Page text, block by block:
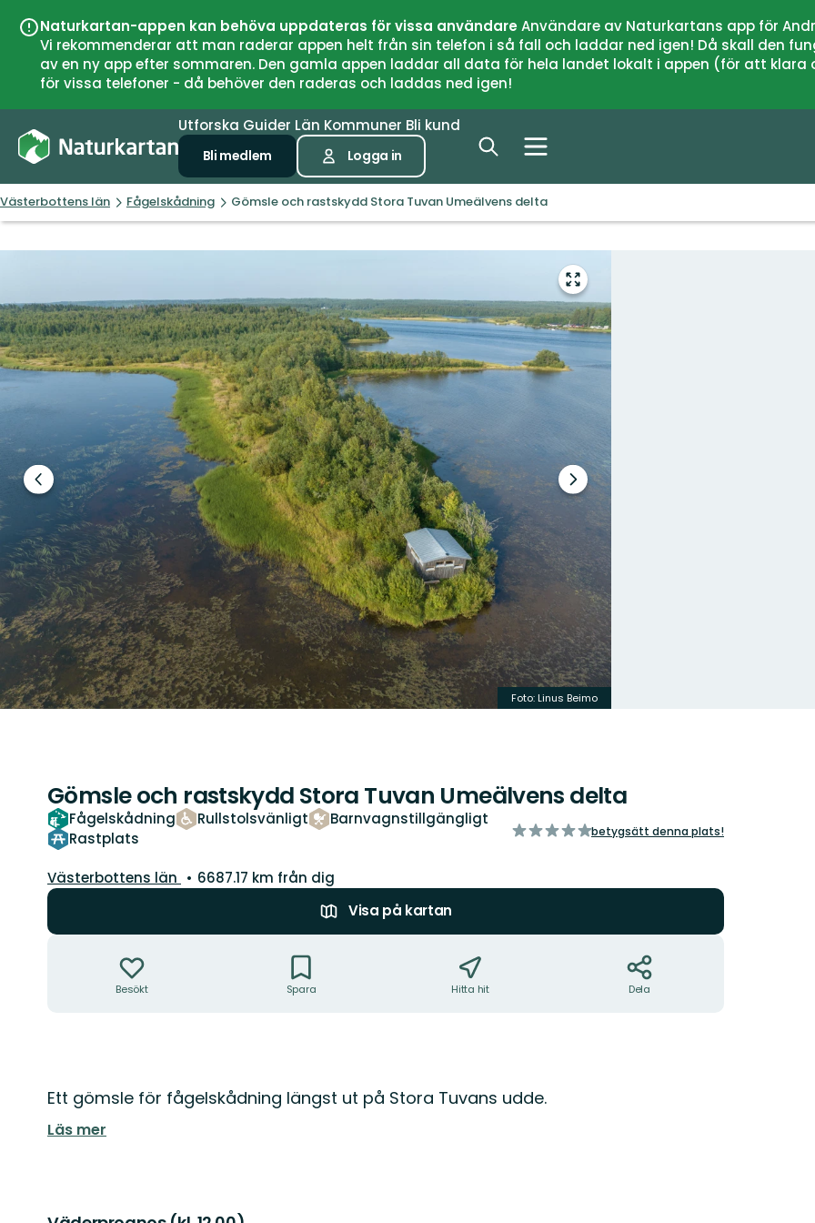
Naturkartan-appen kan behöva uppdateras för vissa användareAnvändare av Naturkartans app för
Vi rekommenderar att man raderar appen helt från sin telefon i så fall och laddar ned igen! Då skall den
av en ny app efter sommaren. Den gamla appen laddar all data för hela landet lokalt i appen (för att
för vissa telefoner - då behöver den raderas och laddas ned igen!
Utforska Guider Län Kommuner Bli kund
Bli medlem Logga in
Västerbottens län Fågelskådning Gömsle och rastskydd Stora Tuvan Umeälvens delta
Gå
till
helskärmsläge
Föregående
bild
Nästa
bildspel
Foto: Linus Beimo
Gömsle och rastskydd Stora Tuvan Umeälvens delta
Fågelskådning Rullstolsvänligt
Barnvagnstillgängligt
Rastplats
av
betygsätt denna plats!
Län:
Västerbottens län
6687.17 km från dig
Visa på kartan
Besökt Spara Hitta hit Dela
Beskrivning
Ett gömsle för fågelskådning längst ut på Stora Tuvans udde.
Läs mer